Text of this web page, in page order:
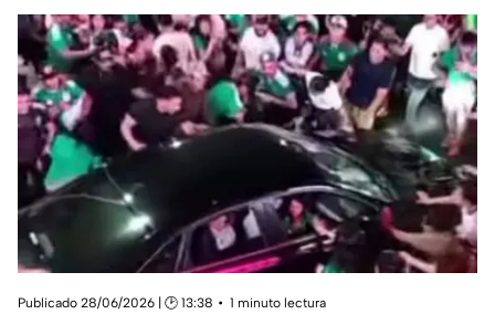
Publicado 28/06/2026 | 🕑 13:38
1 minuto lectura